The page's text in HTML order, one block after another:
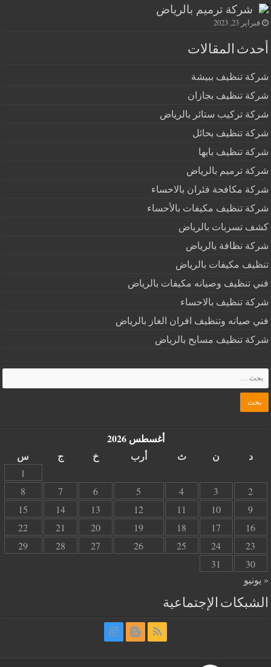
شركة ترميم بالرياض
فبراير 23, 2023
أحدث المقالات
شركة تنظيف ببيشة
شركة تنظيف بجازان
شركة تركيب ستائر بالرياض
شركة تنظيف بحائل
شركة تنظيف بابها
شركة ترميم بالرياض
شركة مكافحة فئران بالاحساء
شركة تنظيف مكيفات بالأحساء
كشف تسربات بالرياض
شركة نظافة بالرياض
تنظيف مكيفات بالرياض
فني تنظيف وصيانه مكيفات بالرياض
شركة تنظيف بالاحساء
فني صيانه وتنظيف افران الغاز بالرياض
شركة تنظيف مسابح بالرياض
أغسطس 2026
د
ن ث أرب خ ج س
1
2
3
4
5
6
7
8
9
10
11
12
13
14
15
16
17
18
19
20
21
22
23
24
25
26
27
28
29
30
31
« يونيو
الشبكات الإجتماعية